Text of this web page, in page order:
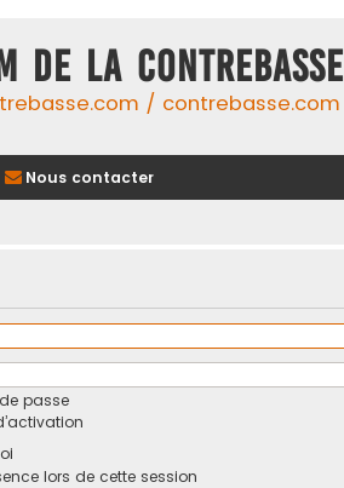
DE LA CONTREBASSE
/ contrebasse.com
Nous contacter
passe
lors de cette session